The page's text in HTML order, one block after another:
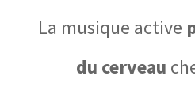
La musique active
du cerveau